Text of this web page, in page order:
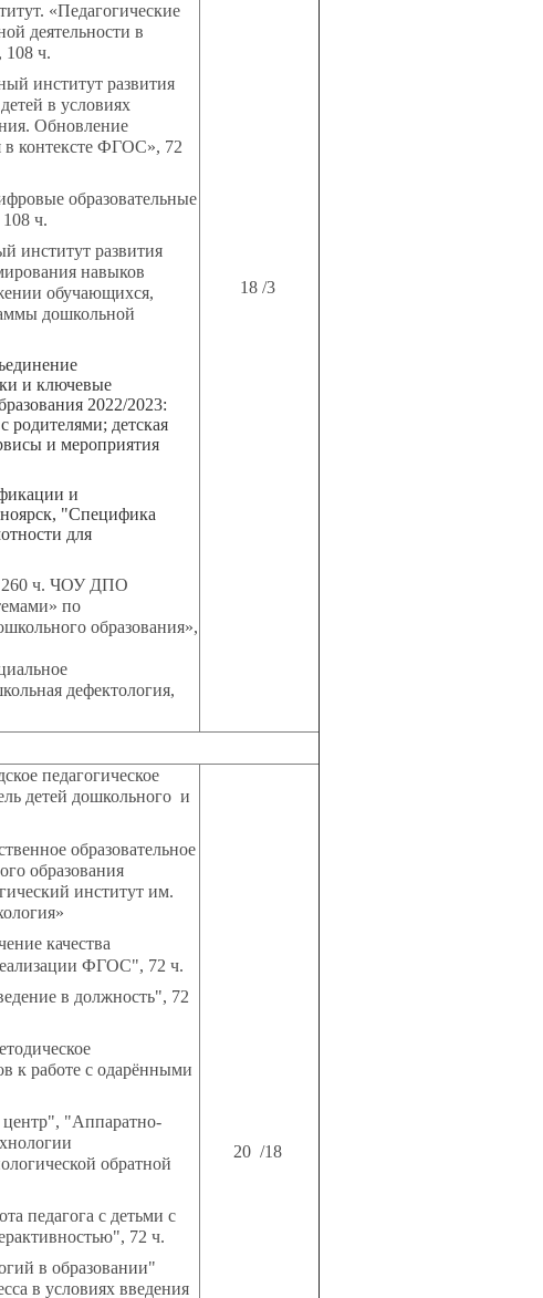
«Педагогические
деятельности в
108 ч.
институт развития
в условиях
Обновление
в контексте ФГОС», 72
образовательные
ч.
развития
навыков
обучающихся,
дошкольной
и ключевые
2022/2023:
детская
и мероприятия
и
"Специфика
для
260 ч. ЧОУ ДПО
по
образования»,
г.
дефектология,
18 /3
педагогическое
детей дошкольного и
образовательное
образования
институт им.
качества
ФГОС", 72 ч.
в должность", 72
к работе с одарёнными
"Аппаратно-
обратной
с детьми с
72 ч.
в образовании"
в условиях введения
20 /18